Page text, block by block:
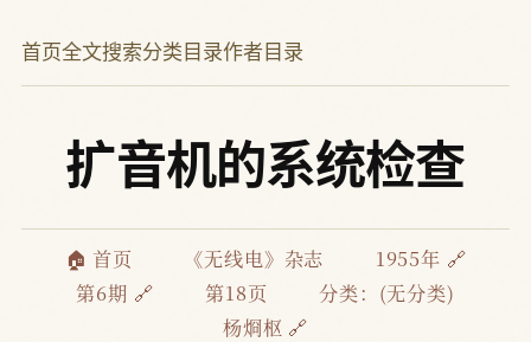
首页全文搜索分类目录作者目录
扩音机的系统检查
🏠 首页 《无线电》杂志
1955年 🔗
第6期 🔗
第18页
分类：(无分类)
杨烱枢 🔗